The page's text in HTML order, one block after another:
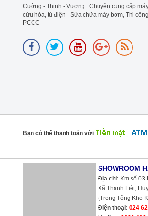
Cường - Thịnh - Vương : Chuyên cung cấp
cứu hỏa, tủ điện - Sửa chữa máy bơm, Thi
PCCC
Bạn có thể thanh toán với
SHOWROOM
Địa chỉ: Km số 03
Xã Thanh Liệt,
(Trong Tổng Kho
Điện thoại: 024